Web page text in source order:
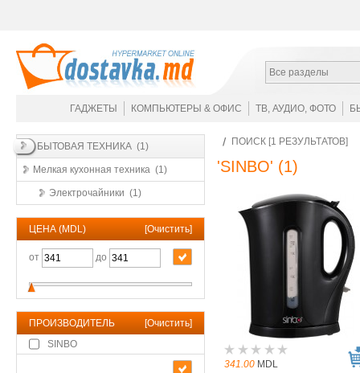
Все разделы
ГАДЖЕТЫ КОМПЬЮТЕРЫ & ОФИС ТВ, АУДИО, ФОТО
БЫТОВАЯ ТЕХНИКА (1)
Мелкая кухонная техника (1)
Электрочайники (1)
ЦЕНА (MDL) [Очистить]
от до
ПРОИЗВОДИТЕЛЬ [Очистить]
SINBO
ПОИСК [1 РЕЗУЛЬТАТОВ]
'SINBO' (1)
341.00 MDL